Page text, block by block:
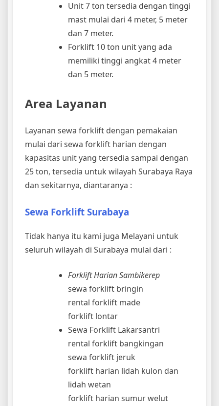
Unit 7 ton tersedia dengan tinggi
mast mulai dari 4 meter, 5 meter
dan 7 meter.
Forklift 10 ton unit yang ada
memiliki tinggi angkat 4 meter
dan 5 meter.
Area Layanan
Layanan sewa forklift dengan pemakaian
mulai dari sewa forklift harian dengan
kapasitas unit yang tersedia sampai dengan
25 ton, tersedia untuk wilayah Surabaya Raya
dan sekitarnya, diantaranya :
Sewa Forklift Surabaya
Tidak hanya itu kami juga Melayani untuk
seluruh wilayah di Surabaya mulai dari :
Forklift Harian Sambikerep
sewa forklift bringin
rental forklift made
forklift lontar
Sewa Forklift Lakarsantri
rental forklift bangkingan
sewa forklift jeruk
forklift harian lidah kulon dan
lidah wetan
forklift harian sumur welut